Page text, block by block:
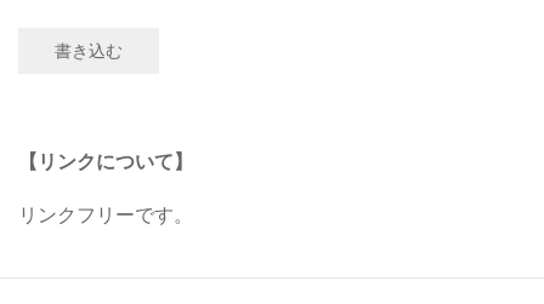
書き込む
【リンクについて】
リンクフリーです。